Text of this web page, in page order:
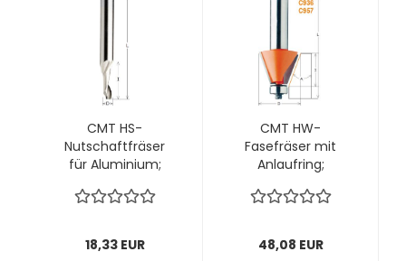
CMT HS-
Nutschaftfräser
für Aluminium;
rechts; 1 VPE = 1
18,33 EUR
CMT HW-
Fasefräser mit
Anlaufring;
z2 ; Winkel 15°, 1 VPE
48,08 EUR